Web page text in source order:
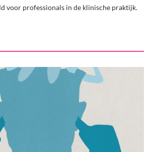
voor professionals in de klinische praktijk.